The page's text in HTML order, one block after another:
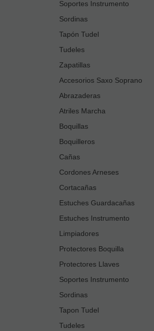
Soportes Instrumento
Sordinas
Tapón Tudel
Tudeles
Zapatillas
Accesorios Saxo Soprano
Abrazaderas
Atriles Marcha
Boquillas
Boquilleros
Cañas
Cordones Arneses
Cortacañas
Estuches Guardacañas
Estuches Instrumento
Limpiadores
Protectores Boquilla
Protectores Llaves
Soportes Instrumento
Sordinas
Tapon Tudel
Tudeles